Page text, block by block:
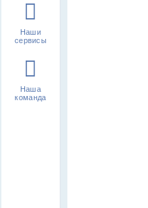
Наши
сервисы
Наша
команда